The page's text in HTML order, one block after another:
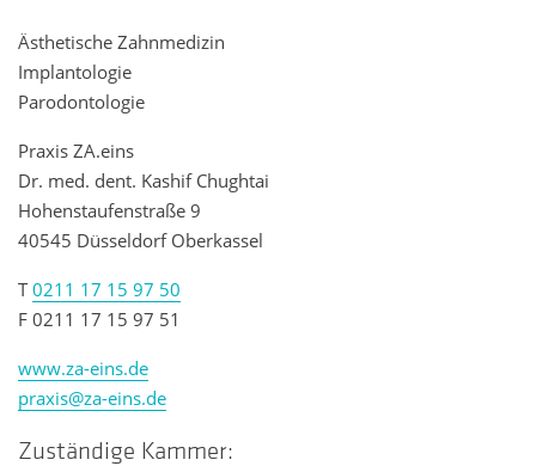
Ästhetische Zahnmedizin
Implantologie
Parodontologie
Praxis ZA.eins
Dr. med. dent. Kashif Chughtai
Hohenstaufenstraße 9
40545 Düsseldorf Oberkassel
T0211 17 15 97 50
F 0211 17 15 97 51
www.za-eins.de
praxis@za-eins.de
Zuständige Kammer: